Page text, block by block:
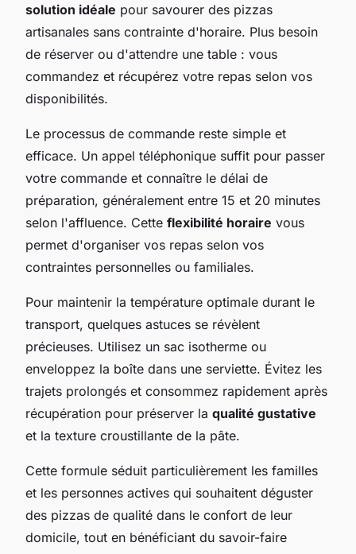
solution idéale pour savourer des pizzas
artisanales sans contrainte d'horaire. Plus besoin
de réserver ou d'attendre une table : vous
commandez et récupérez votre repas selon vos
disponibilités.
Le processus de commande reste simple et
efficace. Un appel téléphonique suffit pour passer
votre commande et connaître le délai de
préparation, généralement entre 15 et 20 minutes
selon l'affluence. Cette flexibilité horaire vous
permet d'organiser vos repas selon vos
contraintes personnelles ou familiales.
Pour maintenir la température optimale durant le
transport, quelques astuces se révèlent
précieuses. Utilisez un sac isotherme ou
enveloppez la boîte dans une serviette. Évitez les
trajets prolongés et consommez rapidement après
récupération pour préserver la qualité gustative
et la texture croustillante de la pâte.
Cette formule séduit particulièrement les familles
et les personnes actives qui souhaitent déguster
des pizzas de qualité dans le confort de leur
domicile, tout en bénéficiant du savoir-faire